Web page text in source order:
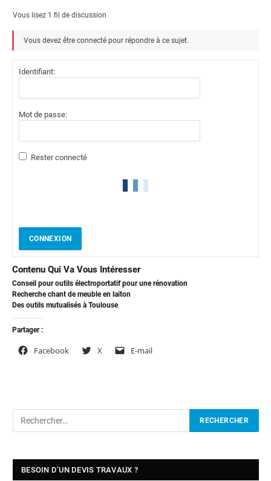
Vous lisez 1 fil de discussion
Vous devez être connecté pour répondre à ce sujet.
Identifiant:
Mot de passe:
Rester connecté
CONNEXION
Contenu Qui Va Vous Intéresser
Conseil pour outils électroportatif pour une rénovation
Recherche chant de meuble en laiton
Des outils mutualisés à Toulouse
Partager :
Facebook X E-mail
BESOIN D’UN DEVIS TRAVAUX ?